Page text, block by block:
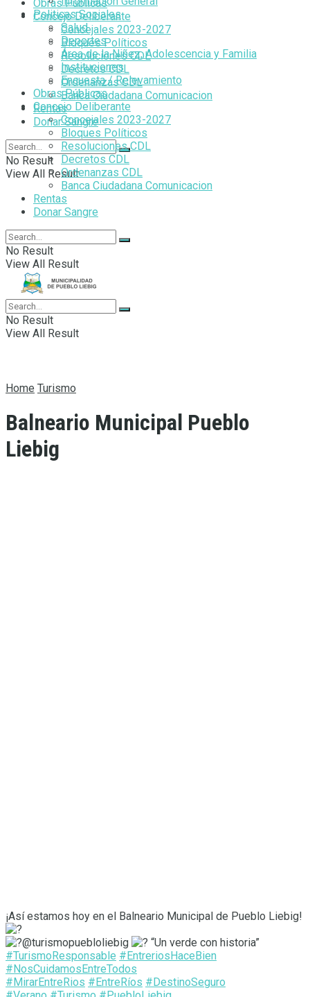
Obras Públicas
Concejo Deliberante
Concejales 2023-2027
Bloques Políticos
Resoluciones CDL
Decretos CDL
Ordenanzas CDL
Banca Ciudadana Comunicacion
Rentas
Donar Sangre
No Result
View All Result
Politicas Sociales
Salud
Deportes
Área de la Niñez, Adolescencia y Familia
Instituciones
Encuesta / Relevamiento
Obras Públicas
Concejo Deliberante
Concejales 2023-2027
Bloques Políticos
Resoluciones CDL
Decretos CDL
Ordenanzas CDL
Banca Ciudadana Comunicacion
Rentas
Donar Sangre
No Result
View All Result
No Result
View All Result
Home Turismo
Balneario Municipal Pueblo
Liebig
¡Así estamos hoy en el Balneario Municipal de Pueblo Liebig!
@turismopuebloliebig
“Un verde con historia”
#TurismoResponsable #EntreriosHaceBien
#NosCuidamosEntreTodos
#MirarEntreRios #EntreRíos #DestinoSeguro